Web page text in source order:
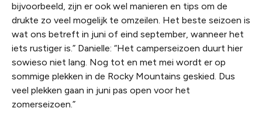
bijvoorbeeld, zijn er ook wel manieren en tips om de
drukte zo veel mogelijk te omzeilen. Het beste seizoen is
wat ons betreft in juni of eind september, wanneer het
iets rustiger is.” Danielle: “Het camperseizoen duurt hier
sowieso niet lang. Nog tot en met mei wordt er op
sommige plekken in de Rocky Mountains geskied. Dus
veel plekken gaan in juni pas open voor het
zomerseizoen.”